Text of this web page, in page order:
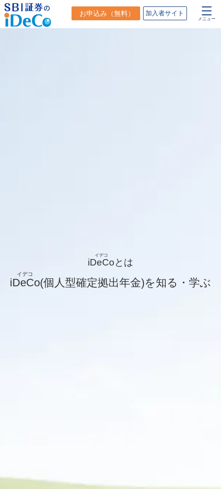
メニュー
加入者サイト
お申込み （無料）
iDeCoとは
iDeCo(個人型確定拠出年金)を知る・学ぶ